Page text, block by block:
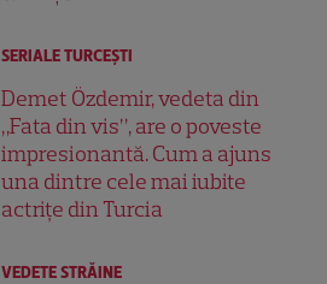
SERIALE TURCEŞTI
Demet Özdemir, vedeta din
„Fata din vis”, are o poveste
impresionantă. Cum a ajuns
una dintre cele mai iubite
actrițe din Turcia
VEDETE STRĂINE